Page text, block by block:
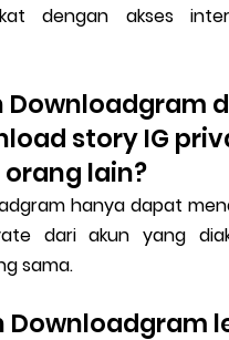
dengan akses
Downloadgram
story IG
lain?
hanya dapat
dari akun yang
sama.
Downloadgram